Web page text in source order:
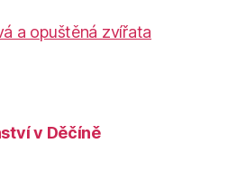
a opuštěná zvířata
v Děčíně